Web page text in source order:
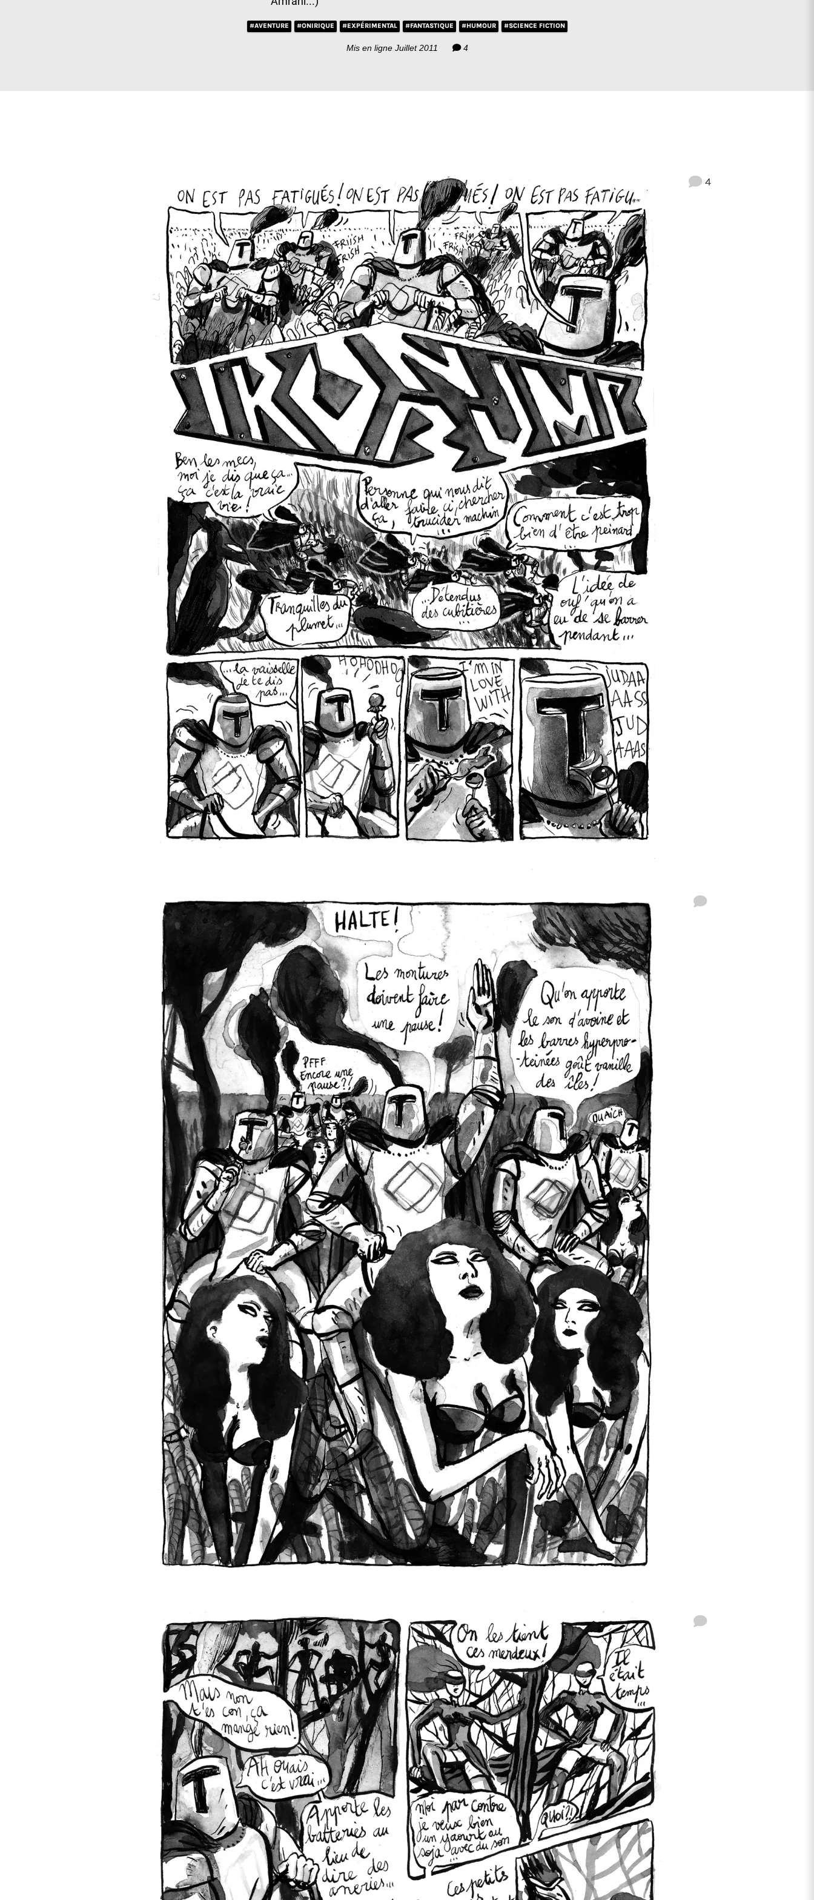
#AVENTURE #ONIRIQUE #EXPÉRIMENTAL #FANTASTIQUE #HUMOUR #SCIENCE FICTION
Mis en ligne Juillet 2011 4
4